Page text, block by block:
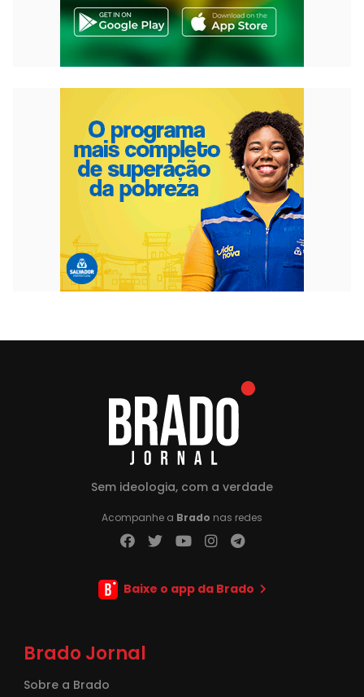
Sem ideologia, com a verdade
Acompanhe a Brado nas redes
Baixe o app da Brado
Brado Jornal
Sobre a Brado